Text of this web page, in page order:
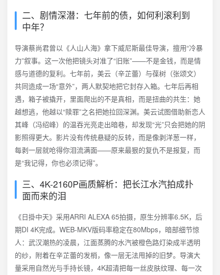
二、剧情深潜：七年前的债，如何利滚利到
中年？
导演蔡尚君曾以《人山人海》拿下威尼斯最佳导演，擅用“冷暴
力”叙事。这一次他把镜头对准了“旧账”——不是金钱，而是情
感与道德的复利。七年前，美云（辛芷蕾）与葆树（张颂文）
共同造成一场“意外”，两人默契地把它封存入箱。七年后再相
遇，箱子被撬开，里面爬出的不是真相，而是扭曲的共生：她
越想逃，他越以“赎罪”之名把她拉回深渊。美云试图借助新恋人
其峰（冯绍峰）的温吞光亮走出暗巷，却发现“光”只会把她的阴
影照得更大。影片没有传统悬疑的反转，而是像剥洋葱一样，
每剥一层就呛得你泪流满面——原来最狠的复仇不是报复，而
是“我记得，你也必须记得”。
三、4K-2160P画质解析：把长江水汽拍成扑
面而来的泪
《日掛中天》采用ARRI ALEXA 65拍摄，原生分辨率6.5K，后
期DI 4K完成。WEB-MKV版码率稳定在80Mbps，暗部细节惊
人：武汉潮热的凌晨，江面蒸腾的水汽被橙色路灯染成半透明
的纱，附着在辛芷蕾的发梢，像一层无法甩掉的旧梦。导演大
量采用自然光与手持长镜，4K超清把每一丝皮肤纹理、每一次